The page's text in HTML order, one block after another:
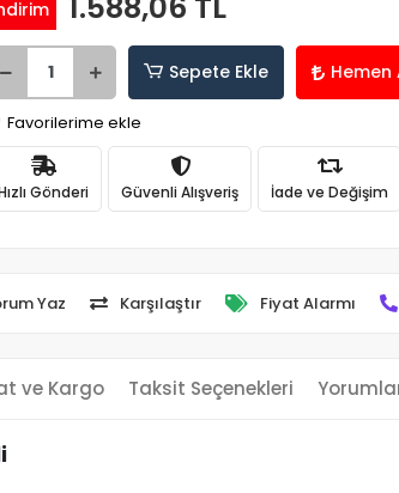
Sepete Ekle Hemen
Favorilerime ekle
Gönderi Güvenli Alışveriş İade ve Değişim
Yaz Karşılaştır Fiyat Alarmı
ve Kargo Taksit Seçenekleri